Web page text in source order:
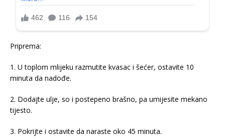
Priprema:
1. U toplom mlijeku razmutite kvasac i šećer, ostavite 10
minuta da nadođe.
2. Dodajte ulje, so i postepeno brašno, pa umijesite mekano
tijesto.
3. Pokrijte i ostavite da naraste oko 45 minuta.